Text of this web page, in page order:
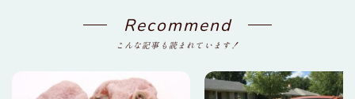
Recommend
こんな記事も読まれています！